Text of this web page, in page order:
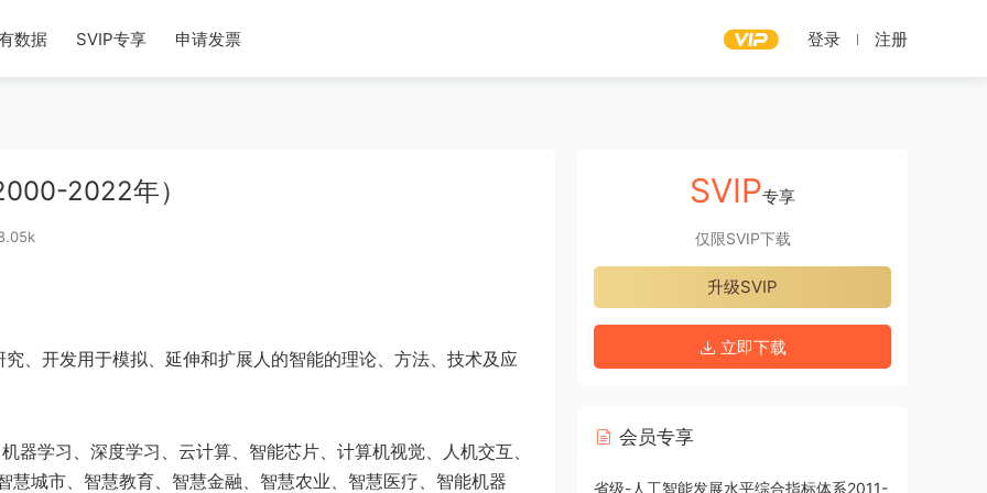
数据 SVIP专享 申请发票 登录 注册
2022年）
、开发用于模拟、延伸和扩展人的智能的理论、方法、技术及应
器学习、深度学习、云计算、智能芯片、计算机视觉、人机交互、
城市、智慧教育、智慧金融、智慧农业、智慧医疗、智能机器
SVIP专享
仅限SVIP下载
升级SVIP
立即下载
会员专享
省级-人工智能发展水平综合指标体系2011-